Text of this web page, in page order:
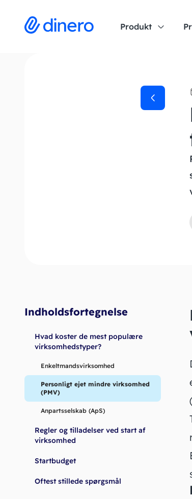
Produkt
Indholdsfortegnelse
Hvad koster de mest populære
virksomhedstyper?
Enkeltmandsvirksomhed
Personligt ejet mindre virksomhed
(PMV)
Anpartsselskab (ApS)
Regler og tilladelser ved start af
virksomhed
Startbudget
Oftest stillede spørgsmål